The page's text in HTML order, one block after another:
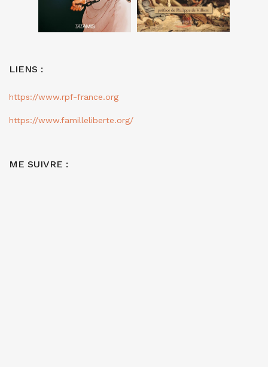
LIENS :
https://www.rpf-france.org
https://www.familleliberte.org/
ME SUIVRE :